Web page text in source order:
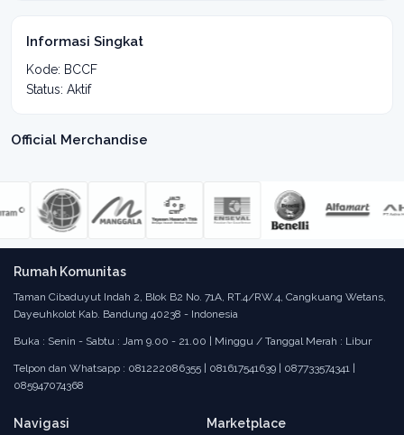
Informasi Singkat
Kode: BCCF
Status: Aktif
Official Merchandise
Rumah Komunitas
Taman Cibaduyut Indah 2, Blok B2 No. 71A, RT.4/RW.4, Cangkuang Wetans,
Dayeuhkolot Kab. Bandung 40238 - Indonesia
Buka : Senin - Sabtu : Jam 9.00 - 21.00 | Minggu / Tanggal Merah : Libur
Telpon dan Whatsapp : 081222086355 | 081617541639 | 087733574341 |
085947074368
Navigasi Marketplace